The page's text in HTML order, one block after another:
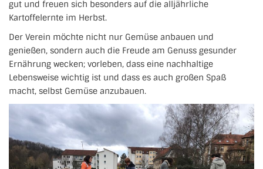
gut und freuen sich besonders auf die alljährliche
Kartoffelernte im Herbst.
Der Verein möchte nicht nur Gemüse anbauen und
genießen, sondern auch die Freude am Genuss gesunder
Ernährung wecken; vorleben, dass eine nachhaltige
Lebensweise wichtig ist und dass es auch großen Spaß
macht, selbst Gemüse anzubauen.